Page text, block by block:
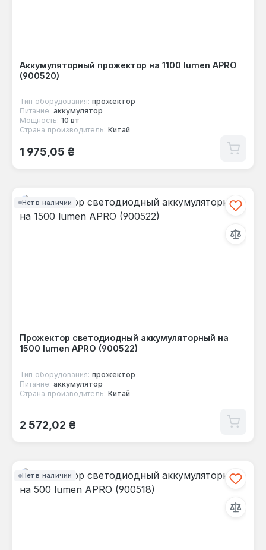
Аккумуляторный прожектор на 1100 lumen APRO
(900520)
Тип оборудования: прожектор
Питание: аккумулятор
Мощность: 10 вт
Страна производитель: Китай
Обычная цена:
1 975,05 ₴
Нет в наличии
Прожектор светодиодный аккумуляторный на
1500 lumen APRO (900522)
Тип оборудования: прожектор
Питание: аккумулятор
Страна производитель: Китай
Обычная цена:
2 572,02 ₴
Нет в наличии